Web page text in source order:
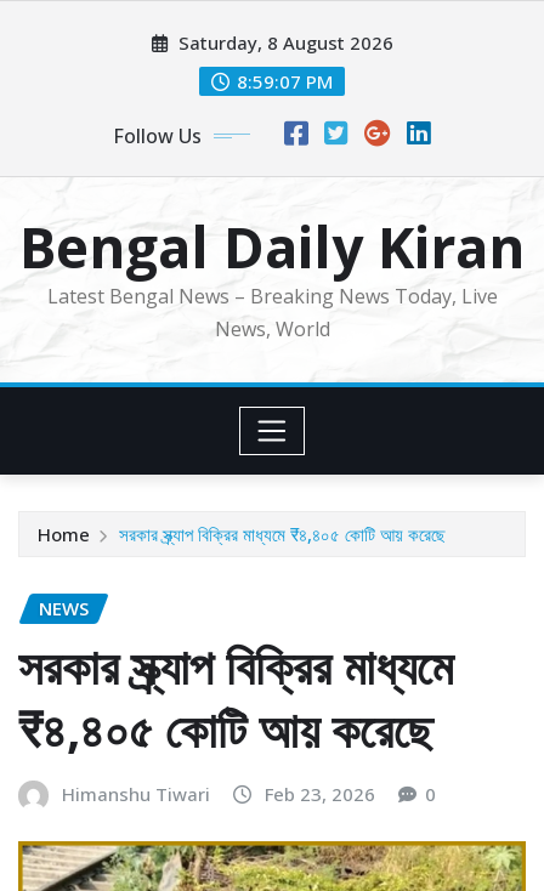
Saturday, 8 August 2026
8:59:09 PM
Follow Us
Bengal Daily Kiran
Latest Bengal News – Breaking News Today, Live
News, World
Home সরকার স্ক্র্যাপ বিক্রির মাধ্যমে ₹৪,৪০৫ কোটি আয় করেছে
NEWS
সরকার স্ক্র্যাপ বিক্রির মাধ্যমে
₹৪,৪০৫ কোটি আয় করেছে
Himanshu Tiwari Feb 23, 2026 0